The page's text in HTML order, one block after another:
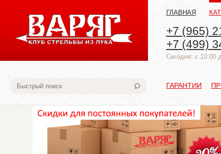
ГЛАВНАЯ
+7 (965)
+7 (499)
Cегодня: с 10:00
ГАРАНТИИ